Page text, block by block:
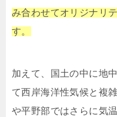
み合わせてオリジナリ
す。
加えて、国土の中に地
て西岸海洋性気候と複
や平野部ではさらに気